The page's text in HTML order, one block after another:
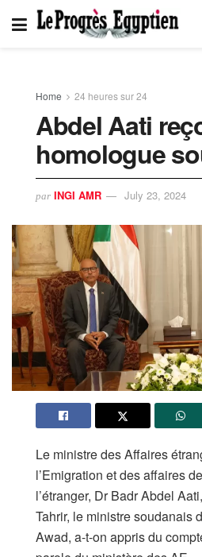
Home 24 heures sur 24
Abdel Aati
homologue
par INGI AMR July 23, 2024
Le ministre des Affaires
l’Emigration et des affaires
l’étranger, Dr Badr Abdel
Tahrir, le ministre soudanais
Awad, a-t-on appris du